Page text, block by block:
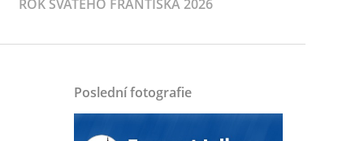
ROK SVATÉHO FRANTIŠKA 2026
Poslední fotografie